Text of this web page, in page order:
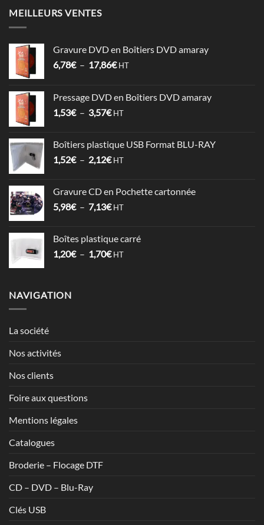
MEILLEURS VENTES
Gravure DVD en Boîtiers DVD amaray
6,78€ – 17,86€Plage
6,78€
à
HT
Pressage DVD en Boîtiers DVD amaray
1,53€ – 3,57€Plage
1,53€
à
HT
Boîtiers plastique USB Format BLU-RAY
1,52€ – 2,12€Plage
1,52€
à
HT
Gravure CD en Pochette cartonnée
5,98€ – 7,13€Plage
5,98€
à
HT
Boîtes plastique carré
1,20€ – 1,70€Plage
HT
NAVIGATION
La société
Nos activités
Nos clients
Foire aux questions
Mentions légales
Catalogues
Broderie – Flocage DTF
CD – DVD – Blu-Ray
Clés USB